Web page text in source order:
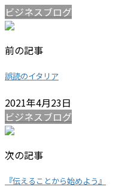
ビジネスブログ
前の記事
誤読のイタリア
2021年4月23日
ビジネスブログ
次の記事
『伝えることから始めよう』